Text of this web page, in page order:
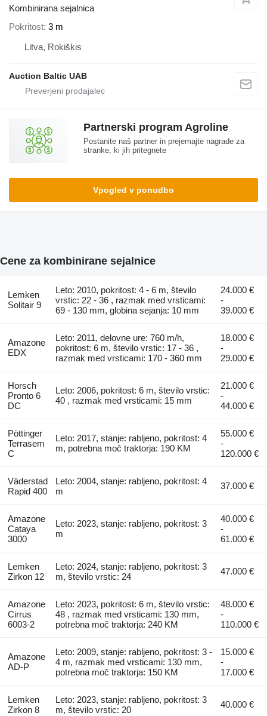
Kombinirana sejalnica
Pokritost 3 m
Litva, Rokiškis
Auction Baltic UAB
Partnerski program Agroline
Postanite naš partner in prejemajte nagrade za
stranke, ki jih pritegnete
Vpogled v ponudbo
Cene za kombinirane sejalnice
Lemken
Solitair 9
Leto: 2010, pokritost: 4 - 6 m, število
vrstic: 22 - 36 , razmak med vrsticami:
69 - 130 mm, globina sejanja: 10 mm
24.000 €
-
39.000 €
Amazone
EDX
Leto: 2011, delovne ure: 760 m/h,
pokritost: 6 m, število vrstic: 17 - 36 ,
razmak med vrsticami: 170 - 360 mm
18.000 €
-
29.000 €
Horsch
Pronto 6
DC
Leto: 2006, pokritost: 6 m, število vrstic:
40 , razmak med vrsticami: 15 mm
21.000 €
-
44.000 €
Pöttinger
Terrasem
C
Leto: 2017, stanje: rabljeno, pokritost: 4
m, potrebna moč traktorja: 190 KM
55.000 €
-
120.000 €
Väderstad
Rapid 400
Leto: 2004, stanje: rabljeno, pokritost: 4
m
37.000 €
Amazone
Cataya
3000
Leto: 2023, stanje: rabljeno, pokritost: 3
m
40.000 €
-
61.000 €
Lemken
Zirkon 12
Leto: 2024, stanje: rabljeno, pokritost: 3
m, število vrstic: 24
47.000 €
Amazone
Cirrus
6003-2
Leto: 2023, pokritost: 6 m, število vrstic:
48 , razmak med vrsticami: 130 mm,
potrebna moč traktorja: 240 KM
48.000 €
-
110.000 €
Amazone
AD-P
Leto: 2009, stanje: rabljeno, pokritost: 3 -
4 m, razmak med vrsticami: 130 mm,
potrebna moč traktorja: 150 KM
15.000 €
-
17.000 €
Lemken
Zirkon 8
Leto: 2023, stanje: rabljeno, pokritost: 3
m, število vrstic: 20
40.000 €